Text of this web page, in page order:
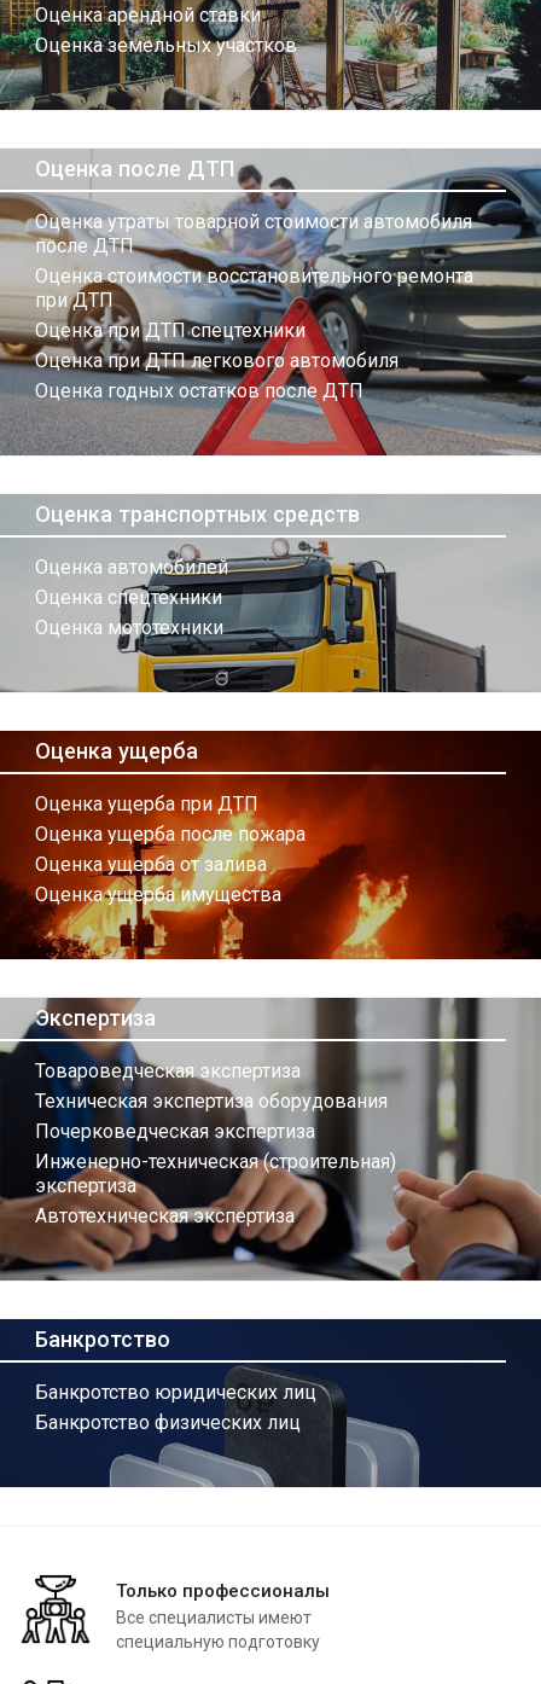
Оценка арендной ставки
Оценка земельных участков
Оценка после ДТП
Оценка утраты товарной стоимости автомобиля
после ДТП
Оценка стоимости восстановительного ремонта
при ДТП
Оценка при ДТП спецтехники
Оценка при ДТП легкового автомобиля
Оценка годных остатков после ДТП
Оценка транспортных средств
Оценка автомобилей
Оценка спецтехники
Оценка мототехники
Оценка ущерба
Оценка ущерба при ДТП
Оценка ущерба после пожара
Оценка ущерба от залива
Оценка ущерба имущества
Экспертиза
Товароведческая экспертиза
Техническая экспертиза оборудования
Почерковедческая экспертиза
Инженерно-техническая (строительная)
экспертиза
Автотехническая экспертиза
Банкротство
Банкротство юридических лиц
Банкротство физических лиц
Только профессионалы
Все специалисты имеют
специальную подготовку